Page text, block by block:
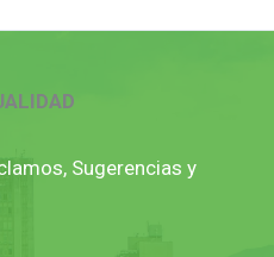
Sugerencias y